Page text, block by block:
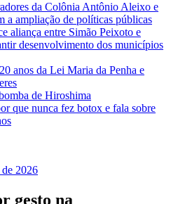
da Colônia Antônio Aleixo e
a ampliação de políticas públicas
aliança entre Simão Peixoto e
desenvolvimento dos municípios
anos da Lei Maria da Penha e
de Hiroshima
que nunca fez botox e fala sobre
2026
gesto na